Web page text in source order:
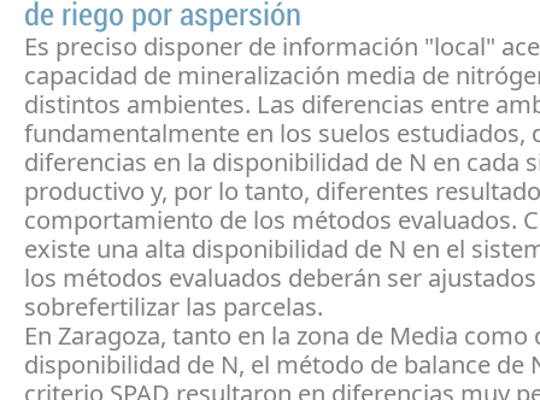
de riego por aspersión
Es preciso disponer de información "local"
capacidad de mineralización media de
distintos ambientes. Las diferencias entre
fundamentalmente en los suelos estudiados,
diferencias en la disponibilidad de N en cada
productivo y, por lo tanto, diferentes
comportamiento de los métodos evaluados.
existe una alta disponibilidad de N en el
los métodos evaluados deberán ser
sobrefertilizar las parcelas.
En Zaragoza, tanto en la zona de Media como
disponibilidad de N, el método de balance de
criterio SPAD resultaron en diferencias muy